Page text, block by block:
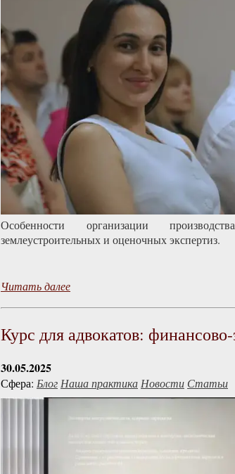
Особенности организации
землеустроительных и оценочных экспертиз.
Читать далее
Курс для адвокатов:
30.05.2025
Сфера: Блог Наша практика Новости Статьи